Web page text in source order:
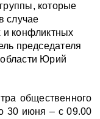
которые
случае
и конфликтных
председателя
Юрий
общественного
30 июня – с 09.00